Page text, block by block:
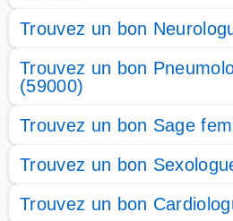
Trouvez un bon
Trouvez un bon
(59000)
Trouvez un bon Sage
Trouvez un bon
Trouvez un bon